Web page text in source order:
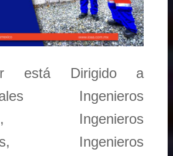
está Dirigido a
Ingenieros
Ingenieros
Ingenieros